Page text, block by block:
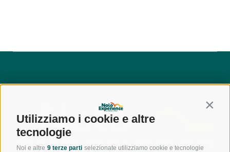
Utilizziamo i cookie e altre
tecnologie
Noi e altre 9 terze parti selezionate utilizziamo cookie e tecnologie